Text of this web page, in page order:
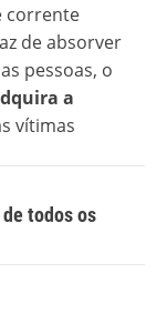
corrente
de absorver
pessoas, o
a
vítimas
todos os